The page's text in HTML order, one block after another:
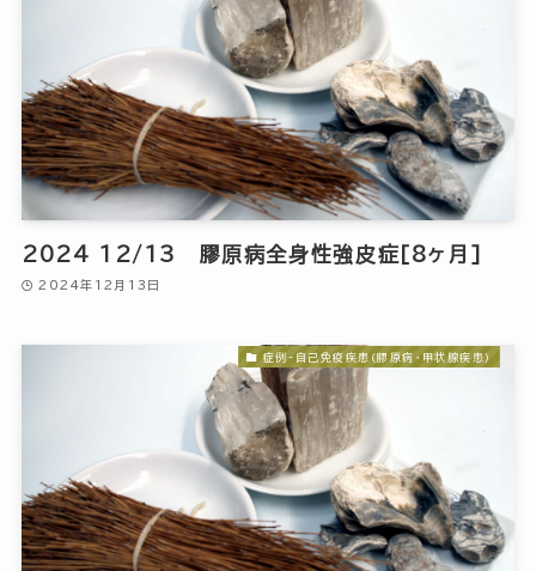
2024 12/13 膠原病全身性強皮症[8ヶ月]
2024年12月13日
症例-自己免疫疾患(膠原病・甲状腺疾患)